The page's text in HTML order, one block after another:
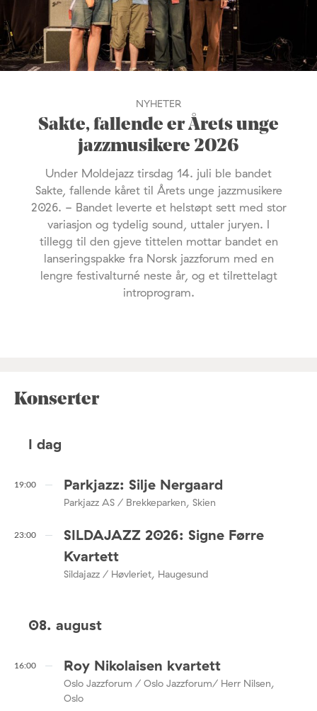
NYHETER
Sakte, fallende er Årets unge
jazzmusikere 2026
Under Moldejazz tirsdag 14. juli ble bandet
Sakte, fallende kåret til Årets unge jazzmusikere
2026. - Bandet leverte et helstøpt sett med stor
variasjon og tydelig sound, uttaler juryen. I
tillegg til den gjeve tittelen mottar bandet en
lanseringspakke fra Norsk jazzforum med en
lengre festivalturné neste år, og et tilrettelagt
introprogram.
Konserter
I dag
19:00 Parkjazz: Silje Nergaard
Parkjazz AS / Brekkeparken, Skien
23:00
SILDAJAZZ 2026: Signe Førre
Kvartett
Sildajazz / Høvleriet, Haugesund
08. august
16:00 Roy Nikolaisen kvartett
Oslo Jazzforum / Oslo Jazzforum/ Herr Nilsen,
Oslo